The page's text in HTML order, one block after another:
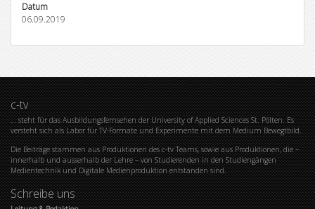
Datum
06.09.2019
c-tv
… steht für das Ausbildungsfernsehen der University of Applied Sciences St. Pölten. Es
versteht sich als Labor für TV-Formate und Experimente mit dem Medium Bewegtbild.
Die Beiträge stammen aus Produktionen des c-tv Teams, sowie aus Produktionen, die –
innerhalb und ausserhalb der Lehre – von Studierenden in den Studiengängen
Medientechnik und Digitale Medienproduktion entstanden sind.
Schreibe uns